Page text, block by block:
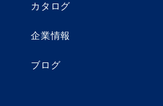
カタログ
企業情報
ブログ